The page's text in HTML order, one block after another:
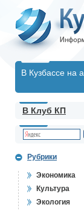
В Кузбассе на
В Клуб КП
Рубрики
Экономика
Культура
Экология